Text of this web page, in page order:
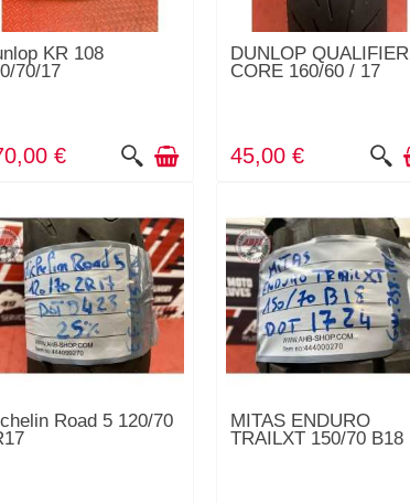
KR 108
70/17
€
DUNLOP QUALIFIER
CORE 160/60 / 17
45,00 €
Road 5 120/70
MITAS ENDURO
TRAILXT 150/70 B18